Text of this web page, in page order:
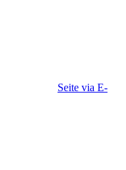
Seite via E-